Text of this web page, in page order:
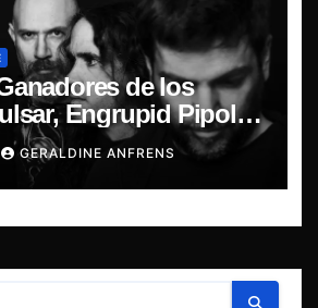
de los
Engrupid Pipol
exclusivo.
GERALDINE ANFRENS